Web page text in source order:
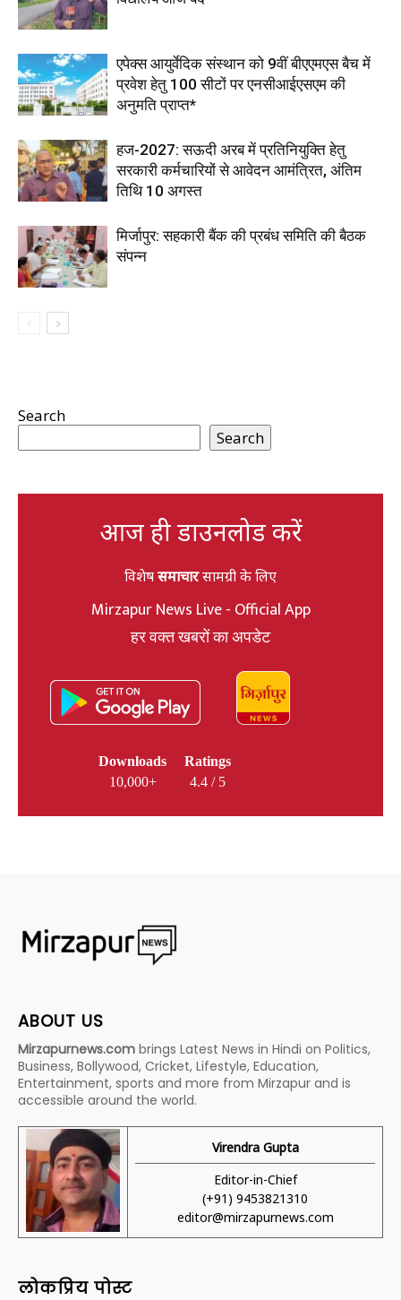
एपेक्स आयुर्वेदिक संस्थान को 9वीं बीएएमएस बैच में
प्रवेश हेतु 100 सीटों पर एनसीआईएसएम की
अनुमति प्राप्त*
हज-2027: सऊदी अरब में प्रतिनियुक्ति हेतु
सरकारी कर्मचारियों से आवेदन आमंत्रित, अंतिम
तिथि 10 अगस्त
मिर्जापुर: सहकारी बैंक की प्रबंध समिति की बैठक
संपन्न
Search
Search
आज ही डाउनलोड करें
विशेषसमाचारसामग्री के लिए
Mirzapur News Live - Official App
हर वक्त खबरों का अपडेट
Downloads
10,000+
Ratings
4.4 / 5
ABOUT US
Mirzapurnews.com brings Latest News in Hindi on Politics,
Business, Bollywood, Cricket, Lifestyle, Education,
Entertainment, sports and more from Mirzapur and is
accessible around the world.
Virendra Gupta
Editor-in-Chief
(+91) 9453821310
editor@mirzapurnews.com
लोकप्रिय पोस्ट